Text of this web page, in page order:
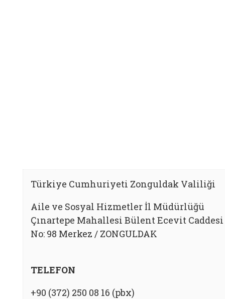
Türkiye Cumhuriyeti Zonguldak Valiliği
Aile ve Sosyal Hizmetler İl Müdürlüğü
Çınartepe Mahallesi Bülent Ecevit Caddesi
No: 98 Merkez / ZONGULDAK
TELEFON
+90 (372) 250 08 16 (pbx)